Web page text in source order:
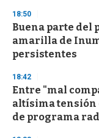
s
e
c
o
n
d
s
18:50
Buena parte del
amarilla de
persistentes
18:42
Entre "mal
altísima tensión
de programa